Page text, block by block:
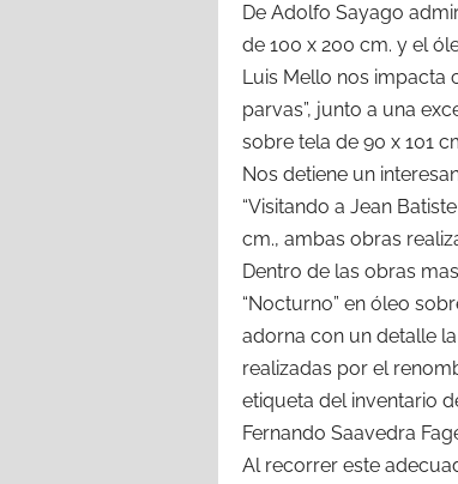
De Adolfo Sayago
de 100 x 200 cm. y el
Luis Mello nos impacta
parvas”, junto a una
sobre tela de 90 x 101
Nos detiene un
“Visitando a Jean
cm., ambas obras
Dentro de las obras
“Nocturno” en óleo
adorna con un detalle
realizadas por el
etiqueta del inventario
Fernando Saavedra
Al recorrer este